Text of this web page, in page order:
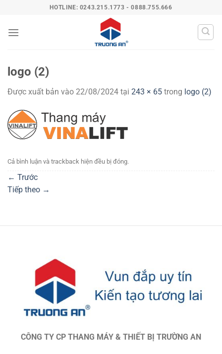
nội
HOTLINE: 0243.215.1773 - 0888.755.666
logo (2)
Được xuất bản vào 22/08/2024 tại 243 × 65 trong logo (2)
Cả bình luận và trackback hiện đều bị đóng.
← Trước
Tiếp theo →
CÔNG TY CP THANG MÁY & THIẾT BỊ TRƯỜNG AN